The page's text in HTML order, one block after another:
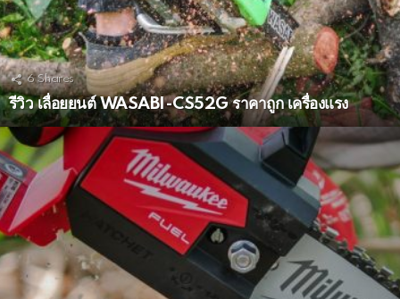
6 Shares
รีวิว เลื่อยยนต์ WASABI-CS52G ราคาถูก เครื่องแรง